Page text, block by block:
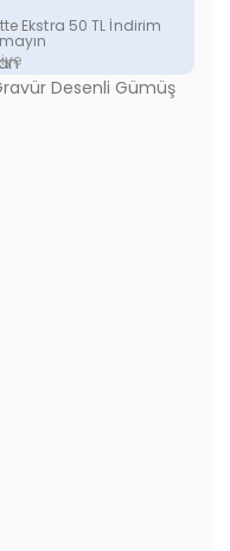
Ekstra 50 TL İndirim
Desenli Gümüş